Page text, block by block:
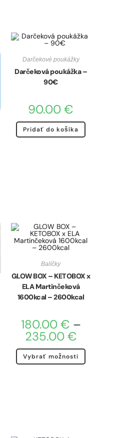
Darčekové poukážky
Darčeková poukážka –
90€
90.00€
Pridať do košíka
Balíčky
GLOW BOX – KETOBOX x
ELA Martinčeková
1600kcal – 2600kcal
180.00€ –
235.00€
Vybrať možnosti